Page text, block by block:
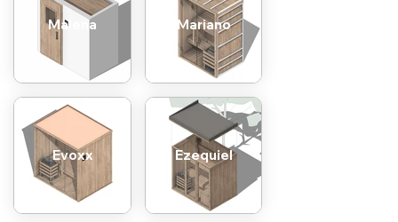
Malena Mariano
Evoxx Ezequiel